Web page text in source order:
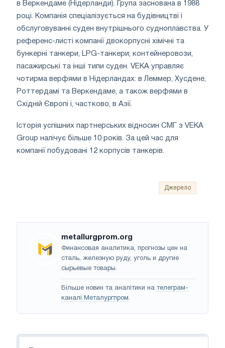
в Веркендаме (Нідерланди). Група заснована в 1988
році. Компанія спеціалізується на будівництві і
обслуговуванні суден внутрішнього судноплавства. У
референс-листі компанії двокорпусні хімічні та
бункерні танкери, LPG-танкери; контейнеровози,
пасажирські та інші типи суден. VEKA управляє
чотирма верфями в Нідерландах: в Леммер, Хусдене,
Роттердамі та Веркендаме, а також верфями в
Східній Європі і, частково, в Азії.
Історія успішних партнерських відносин СМГ з VEKA
Group налічує більше 10 років. За цей час для
компанії побудовані 12 корпусів танкерів.
Джерело
metallurgprom.org
Финансовая аналитика, прогнозы цен на
сталь, железную руду, уголь и другие
сырьевые товары.
Більше новин та аналітики на телеграм-
каналі Металургпром.